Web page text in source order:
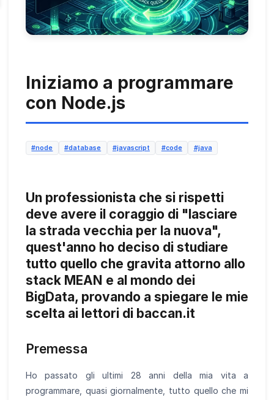
Iniziamo a programmare
con Node.js
#node #database #javascript #code #java
Un professionista che si rispetti
deve avere il coraggio di "lasciare
la strada vecchia per la nuova",
quest'anno ho deciso di studiare
tutto quello che gravita attorno allo
stack MEAN e al mondo dei
BigData, provando a spiegare le mie
scelta ai lettori di baccan.it
Premessa
Ho passato gli ultimi 28 anni della mia vita a
programmare, quasi giornalmente, tutto quello che mi